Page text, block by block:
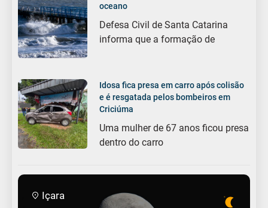
oceano
Defesa Civil de Santa Catarina
informa que a formação de
Idosa fica presa em carro após colisão
e é resgatada pelos bombeiros em
Criciúma
Uma mulher de 67 anos ficou presa
dentro do carro
Içara